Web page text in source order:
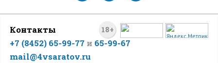
18+
Контакты
+7 (8452) 65-99-77 и 65-99-67
mail@4vsaratov.ru